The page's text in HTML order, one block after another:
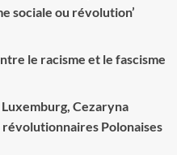
sociale ou révolution’
le racisme et le fascisme
Cezaryna
Polonaises